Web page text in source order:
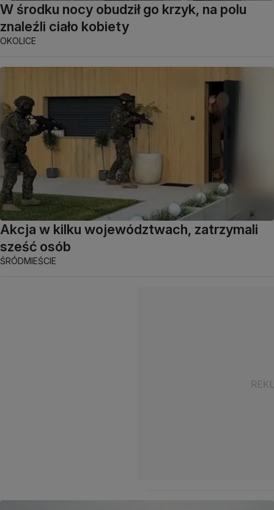
W środku nocy obudził go krzyk, na polu
znaleźli ciało kobiety
OKOLICE
Akcja w kilku województwach, zatrzymali
sześć osób
ŚRÓDMIEŚCIE